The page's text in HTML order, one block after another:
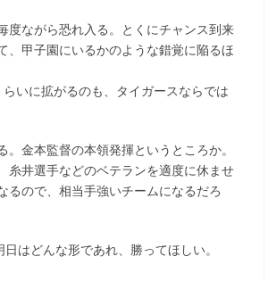
ながら恐れ入る。とくにチャンス到来
、甲子園にいるかのような錯覚に陥るほ
いに拡がるのも、タイガースならでは
金本監督の本領発揮というところか。
井選手などのベテランを適度に休ませ
るので、相当手強いチームになるだろ
はどんな形であれ、勝ってほしい。